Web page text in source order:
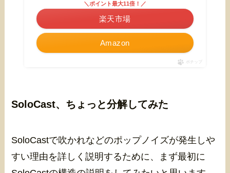
Amazon
＼ポイント最大11倍！／
楽天市場
ポチップ
SoloCast、ちょっと分解してみた
SoloCastで吹かれなどのポップノイズが発生しや
すい理由を詳しく説明するために、まず最初に